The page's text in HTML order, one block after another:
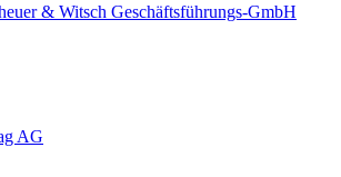
& Witsch Geschäftsführungs-GmbH
AG